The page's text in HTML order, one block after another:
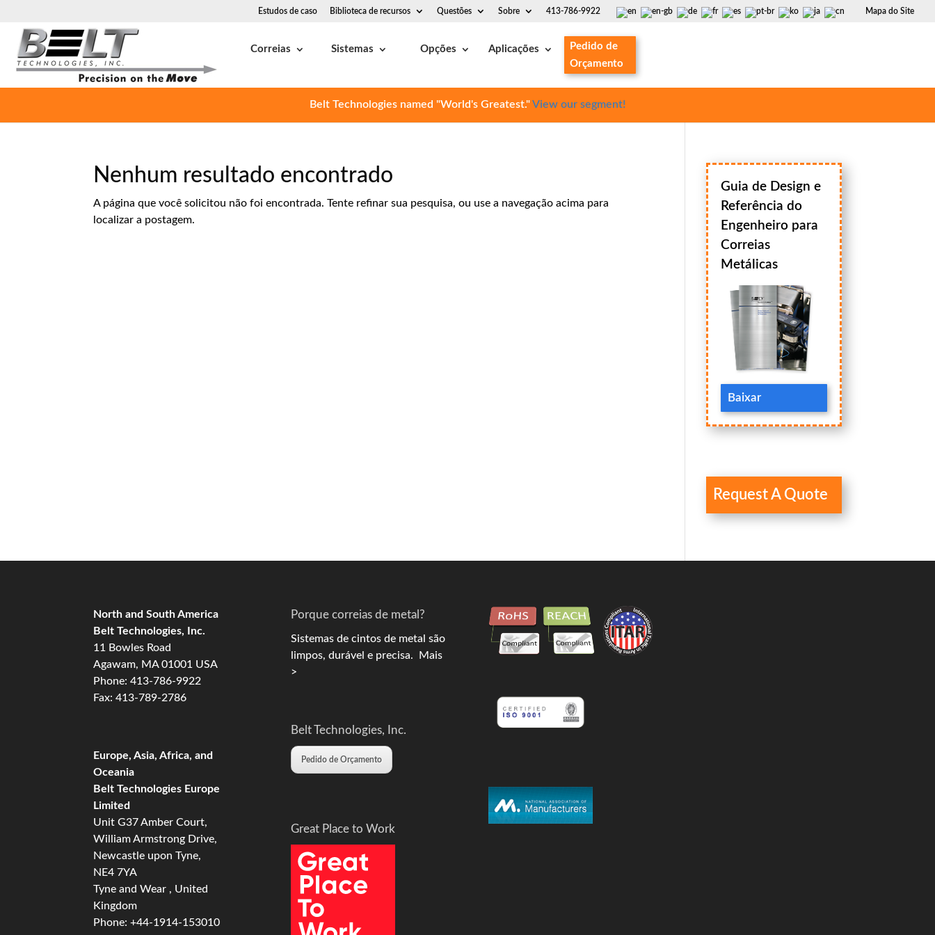
Mapa do Site
Estudos de caso Biblioteca de recursos Questões Sobre 413-786-9922
Correias Sistemas Opções Aplicações
Pedido de
Orçamento
Belt Technologies named "World's Greatest."View our segment!
Nenhum resultado encontrado
A página que você solicitou não foi encontrada. Tente refinar sua pesquisa, ou use a navegação acima para
localizar a postagem.
Guia de Design e
Referência do
Engenheiro para
Correias
Metálicas
Baixar
Request A Quote
North and South America
Belt Technologies, Inc.
11 Bowles Road
Agawam, MA 01001 USA
Phone: 413-786-9922
Fax: 413-789-2786
Europe, Asia, Africa, and
Oceania
Belt Technologies Europe
Limited
Unit G37 Amber Court,
William Armstrong Drive,
Newcastle upon Tyne,
NE4 7YA
Tyne and Wear , United
Kingdom
Phone: +44-1914-153010
Porque correias de metal?
Sistemas de cintos de metal são
limpos, durável e precisa. Mais
>
Belt Technologies, Inc.
Pedido de Orçamento
Great Place to Work